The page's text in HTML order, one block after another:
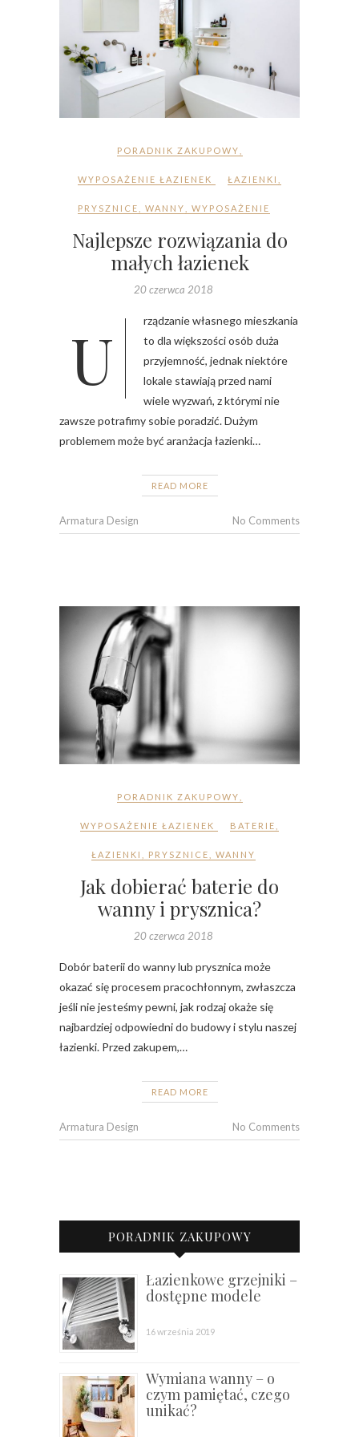
PORADNIK ZAKUPOWY
WYPOSAŻENIE ŁAZIENEK ŁAZIENKI
PRYSZNICE WANNY WYPOSAŻENIE
Najlepsze rozwiązania do
małych łazienek
20 czerwca 2018
Urządzanie własnego mieszkania
to dla większości osób duża
przyjemność, jednak niektóre
lokale stawiają przed nami
wiele wyzwań, z którymi nie
zawsze potrafimy sobie poradzić. Dużym
problemem może być aranżacja łazienki…
READ MORE
Armatura Design No Comments
PORADNIK ZAKUPOWY
WYPOSAŻENIE ŁAZIENEK BATERIE
ŁAZIENKI PRYSZNICE WANNY
Jak dobierać baterie do
wanny i prysznica?
20 czerwca 2018
Dobór baterii do wanny lub prysznica może
okazać się procesem pracochłonnym, zwłaszcza
jeśli nie jesteśmy pewni, jak rodzaj okaże się
najbardziej odpowiedni do budowy i stylu naszej
łazienki. Przed zakupem,…
READ MORE
Armatura Design No Comments
PORADNIK ZAKUPOWY
Łazienkowe grzejniki –
dostępne modele
16 września 2019
Wymiana wanny – o
czym pamiętać, czego
unikać?